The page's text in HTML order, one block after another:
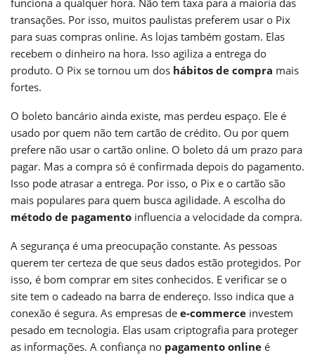
transações. Por isso, muitos paulistas preferem usar o Pix
para suas compras online. As lojas também gostam. Elas
recebem o dinheiro na hora. Isso agiliza a entrega do
produto. O Pix se tornou um dos hábitos de compra mais
fortes.
O boleto bancário ainda existe, mas perdeu espaço. Ele é
usado por quem não tem cartão de crédito. Ou por quem
prefere não usar o cartão online. O boleto dá um prazo para
pagar. Mas a compra só é confirmada depois do pagamento.
Isso pode atrasar a entrega. Por isso, o Pix e o cartão são
mais populares para quem busca agilidade. A escolha do
método de pagamento influencia a velocidade da compra.
A segurança é uma preocupação constante. As pessoas
querem ter certeza de que seus dados estão protegidos. Por
isso, é bom comprar em sites conhecidos. E verificar se o
site tem o cadeado na barra de endereço. Isso indica que a
conexão é segura. As empresas de e-commerce investem
pesado em tecnologia. Elas usam criptografia para proteger
as informações. A confiança no pagamento online é